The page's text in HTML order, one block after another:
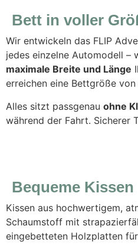
Bett in voller
Wir entwickeln das FLIP
jedes einzelne Automodell –
maximale Breite und Länge
erreichen eine Bettgröße
Alles sitzt passgenau ohne
während der Fahrt. Sicherer
Bequeme Kissen
Kissen aus hochwertigem,
Schaumstoff mit
eingebetteten Holzplatten